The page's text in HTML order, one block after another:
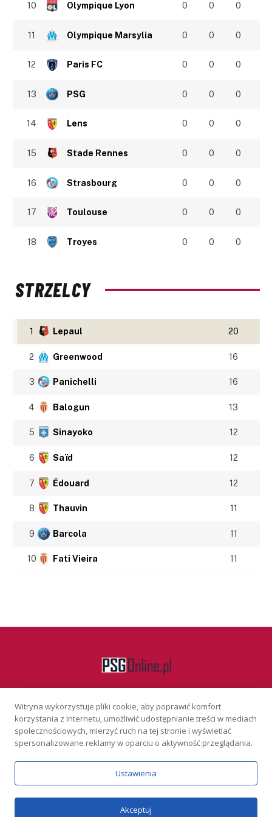
10 Olympique Lyon 0 0 0
11 Olympique Marsylia 0 0 0
12 Paris FC 0 0 0
13 PSG 0 0 0
14 Lens 0 0 0
15 Stade Rennes 0 0 0
16 Strasbourg 0 0 0
17 Toulouse 0 0 0
18 Troyes 0 0 0
STRZELCY
1 Lepaul 20
2 Greenwood 16
3 Panichelli 16
4 Balogun 13
5 Sinayoko 12
6 Saïd 12
7 Édouard 12
8 Thauvin 11
9 Barcola 11
10 Fati Vieira 11
Facebook
KONTAKT REKLAMA POLITYKA PRYWATNOŚCI
Serwis wyłącznie dla osób powyżej 18 lat. Hazard może uzależniać.
Graj odpowiedzialnie.Szczegóły
Copyright © 2026 PSGonline.pl
Witryna wykorzystuje pliki cookie, aby poprawić komfort
korzystania z Internetu, umożliwić udostępnianie treści w mediach
społecznościowych, mierzyć ruch na tej stronie i wyświetlać
spersonalizowane reklamy w oparciu o aktywność przeglądania.
Ustawienia
Akceptuj